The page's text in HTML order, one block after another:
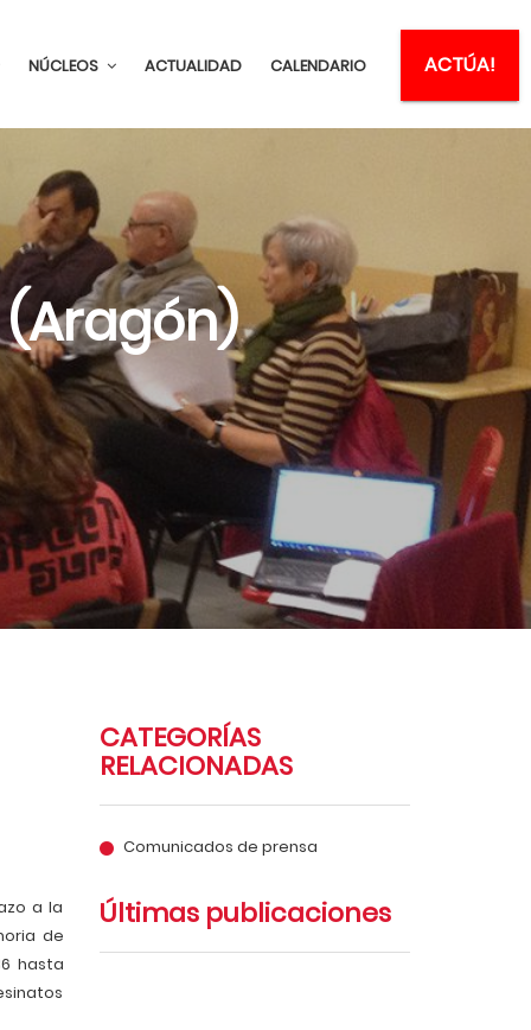
ACTÚA!
NÚCLEOS ACTUALIDAD CALENDARIO
a la
de
hasta
CATEGORÍAS
RELACIONADAS
Comunicados de prensa
Últimas publicaciones